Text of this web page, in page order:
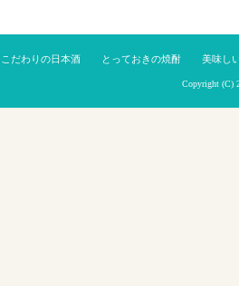
こだわりの日本酒 とっておきの焼酎 美味し
Copyright (C)